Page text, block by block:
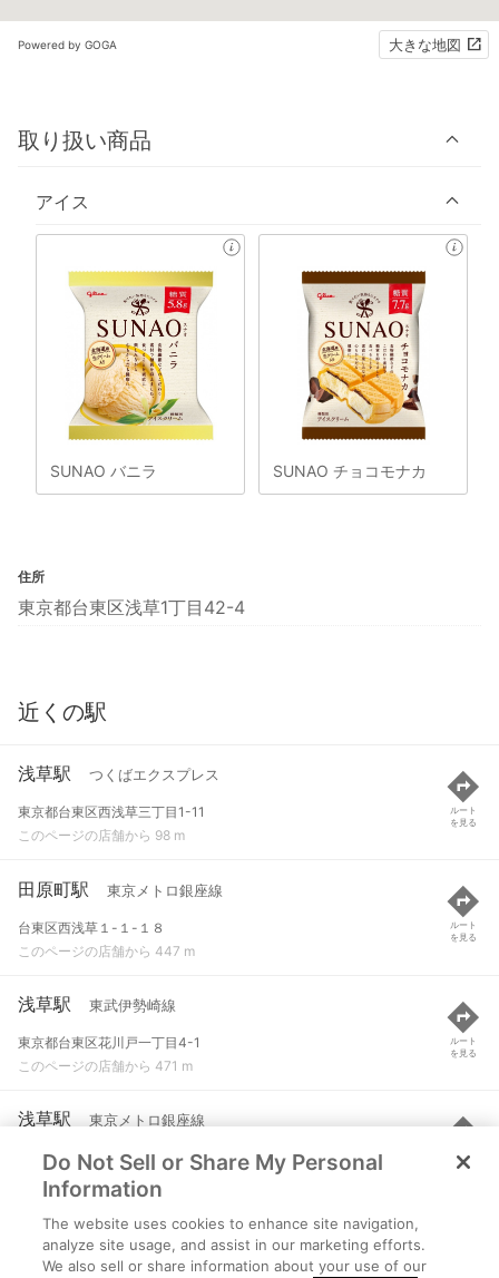
Powered by GOGA 大きな地図
取り扱い商品
アイス
SUNAO バニラ SUNAO チョコモナカ
住所
東京都台東区浅草1丁目42-4
近くの駅
浅草駅 つくばエクスプレス
東京都台東区西浅草三丁目1-11
このページの店舗から 98 m
ルート
を見る
田原町駅 東京メトロ銀座線
台東区西浅草１-１-１８
このページの店舗から 447 m
ルート
を見る
浅草駅 東武伊勢崎線
東京都台東区花川戸一丁目4-1
このページの店舗から 471 m
ルート
を見る
浅草駅 東京メトロ銀座線
東京都台東区浅草一丁目1-3
このページの店舗から 484 m
ルート
を見る
浅草駅 都営浅草線
東京都台東区駒形一丁目12-14
Do Not Sell or Share My Personal
Information
The website uses cookies to enhance site navigation,
analyze site usage, and assist in our marketing efforts.
We also sell or share information about your use of our